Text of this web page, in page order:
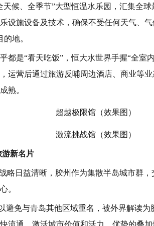
候、全季节”大型恒温水乐园，汇集全
设施设备及技术，确保不受任何天气、
地。
都是“看天吃饭”，恒大水世界手握“全室
运营后通过旅游反哺周边酒店、商业等
熟。
超越极限馆（效果图）
激流挑战馆（效果图）
游新名片
略日益清晰，胶州作为集散半岛城市群
。
避免与青岛其他区域重名，被外界解读
流通，激活城市价值和活力。优势的叠